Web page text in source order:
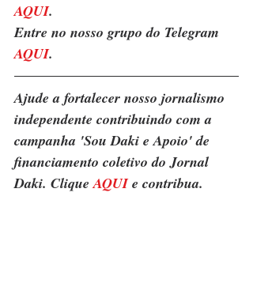
AQUI.
Entre no nosso grupo do Telegram
AQUI.
Ajude a fortalecer nosso jornalismo
independente contribuindo com a
campanha 'Sou Daki e Apoio' de
financiamento coletivo do Jornal
Daki. Clique AQUI e contribua.